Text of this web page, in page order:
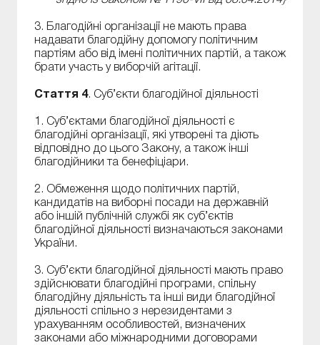
3. Благодійні організації не мають права
надавати благодійну допомогу політичним
партіям або від імені політичних партій, а також
брати участь у виборчій агітації.
Стаття 4. Суб’єкти благодійної діяльності
1. Суб’єктами благодійної діяльності є
благодійні організації, які утворені та діють
відповідно до цього Закону, а також інші
благодійники та бенефіціари.
2. Обмеження щодо політичних партій,
кандидатів на виборні посади на державній
або іншій публічній службі як суб’єктів
благодійної діяльності визначаються законами
України.
3. Суб’єкти благодійної діяльності мають право
здійснювати благодійні програми, спільну
благодійну діяльність та інші види благодійної
діяльності спільно з нерезидентами з
урахуванням особливостей, визначених
законами або міжнародними договорами